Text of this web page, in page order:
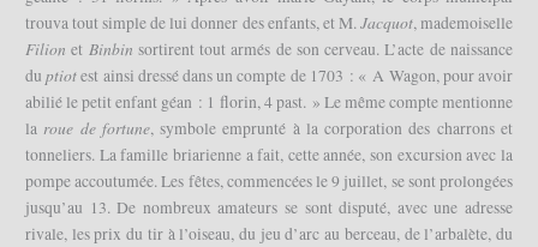
trouva tout simple de lui donner des enfants, et M.Jacquot, mademoiselle
Filion et Binbin sortirent tout armés de son cerveau. L’acte de naissance
duptiotest ainsi dressé dans un compte de 1703 : « A Wagon, pour avoir
abilié le petit enfant géan : 1 florin, 4 past. » Le même compte mentionne
laroue de fortune, symbole emprunté à la corporation des charrons et
tonneliers. La famille briarienne a fait, cette année, son excursion avec la
pompe accoutumée. Les fêtes, commencées le 9 juillet, se sont prolongées
jusqu’au 13. De nombreux amateurs se sont disputé, avec une adresse
rivale, les prix du tir à l’oiseau, du jeu d’arc au berceau, de l’arbalète, du